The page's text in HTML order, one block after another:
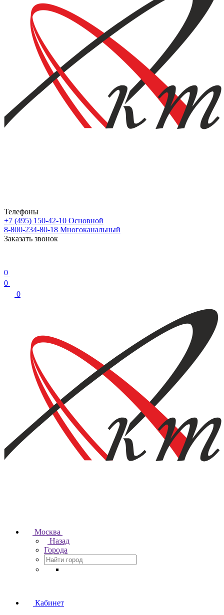
Телефоны
+7 (495) 150-42-10 Основной
8-800-234-80-18 Многоканальный
Заказать звонок
0
0
0
Москва
Назад
Города
Кабинет